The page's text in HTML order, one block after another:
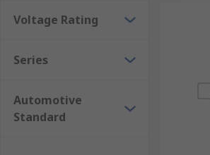
Voltage Rating
Series
Automotive
Standard